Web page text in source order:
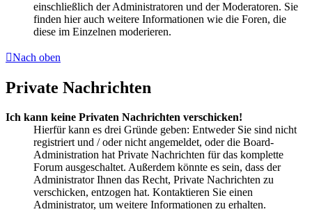
einschließlich der Administratoren und der Moderatoren. Sie
finden hier auch weitere Informationen wie die Foren, die
diese im Einzelnen moderieren.
Nach oben
Private Nachrichten
Ich kann keine Privaten Nachrichten verschicken!
Hierfür kann es drei Gründe geben: Entweder Sie sind nicht
registriert und / oder nicht angemeldet, oder die Board-
Administration hat Private Nachrichten für das komplette
Forum ausgeschaltet. Außerdem könnte es sein, dass der
Administrator Ihnen das Recht, Private Nachrichten zu
verschicken, entzogen hat. Kontaktieren Sie einen
Administrator, um weitere Informationen zu erhalten.